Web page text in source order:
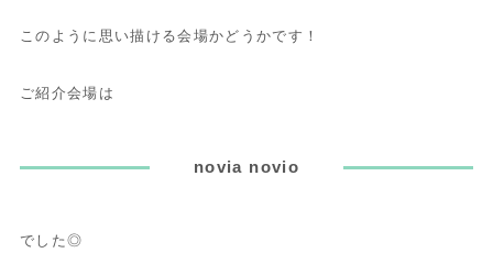
このように思い描ける会場かどうかです！
ご紹介会場は
novia novio
でした◎